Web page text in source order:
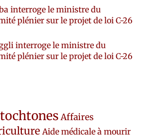
interroge le ministre du
plénier sur le projet de loi C-26
interroge le ministre du
plénier sur le projet de loi C-26
Affaires
Aide médicale à mourir